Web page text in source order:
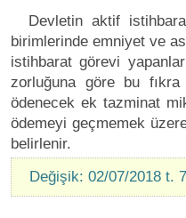
Devletin aktif
birimlerinde emniyet ve
istihbarat görevi
zorluğuna göre bu fıkra
ödenecek ek tazminat
ödemeyi geçmemek
belirlenir.
Değişik: 02/07/2018 t.